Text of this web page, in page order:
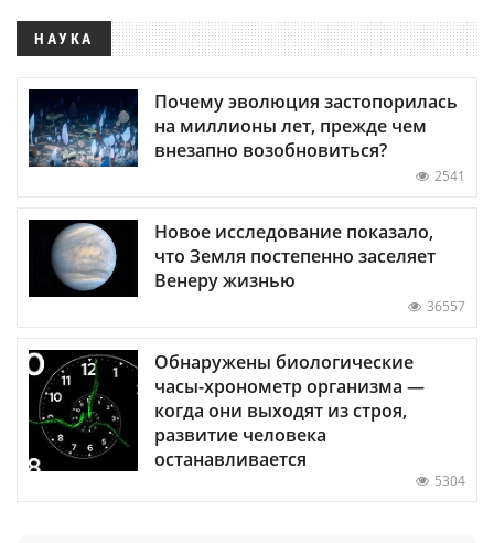
НАУКА
Почему эволюция застопорилась
на миллионы лет, прежде чем
внезапно возобновиться?
2541
Новое исследование показало,
что Земля постепенно заселяет
Венеру жизнью
36557
Обнаружены биологические
часы-хронометр организма —
когда они выходят из строя,
развитие человека
останавливается
5304